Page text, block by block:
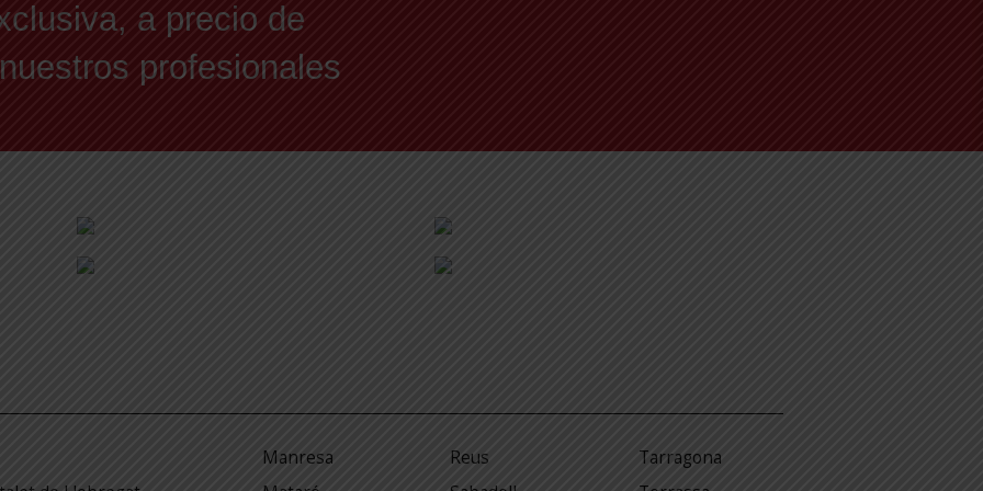
a precio de
profesionales
Manresa Reus
Tarragona